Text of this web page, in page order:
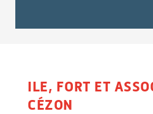
ILE, FORT ET
CÉZON